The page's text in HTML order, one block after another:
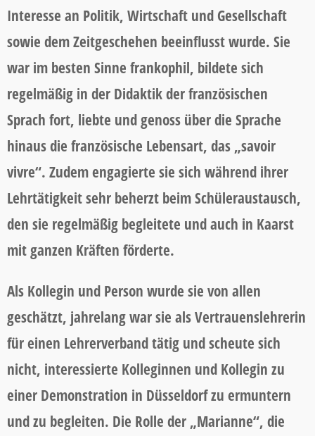
Interesse an Politik, Wirtschaft und Gesellschaft
sowie dem Zeitgeschehen beeinflusst wurde. Sie
war im besten Sinne frankophil, bildete sich
regelmäßig in der Didaktik der französischen
Sprach fort, liebte und genoss über die Sprache
hinaus die französische Lebensart, das „savoir
vivre“. Zudem engagierte sie sich während ihrer
Lehrtätigkeit sehr beherzt beim Schüleraustausch,
den sie regelmäßig begleitete und auch in Kaarst
mit ganzen Kräften förderte.
Als Kollegin und Person wurde sie von allen
geschätzt, jahrelang war sie als Vertrauenslehrerin
für einen Lehrerverband tätig und scheute sich
nicht, interessierte Kolleginnen und Kollegin zu
einer Demonstration in Düsseldorf zu ermuntern
und zu begleiten. Die Rolle der „Marianne“, die